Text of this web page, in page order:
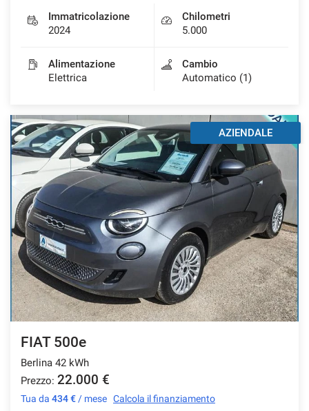
Immatricolazione
2024
Chilometri
5.000
Alimentazione
Elettrica
Cambio
Automatico (1)
AZIENDALE
FIAT 500e
Berlina 42 kWh
Prezzo: 22.000 €
Tua da 434 € / mese Calcola il finanziamento